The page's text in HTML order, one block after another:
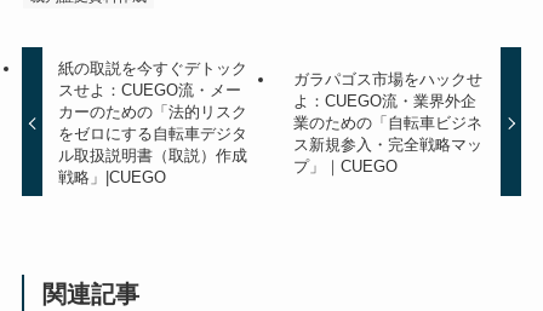
紙の取説を今すぐデトック
スせよ：CUEGO流・メー
カーのための「法的リスク
をゼロにする自転車デジタ
ル取扱説明書（取説）作成
戦略」|CUEGO
ガラパゴス市場をハックせ
よ：CUEGO流・業界外企
業のための「自転車ビジネ
ス新規参入・完全戦略マッ
プ」｜CUEGO
関連記事